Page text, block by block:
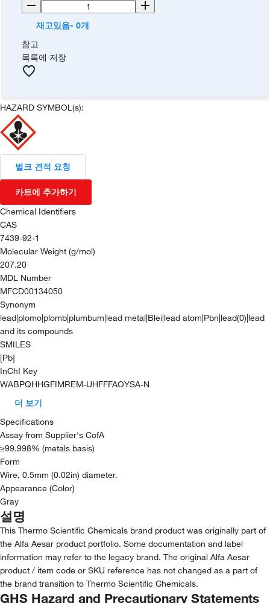
재고있음- 0개
참고
목록에 저장
HAZARD SYMBOL(s):
벌크 견적 요청
카트에 추가하기
Chemical Identifiers
CAS
7439-92-1
Molecular Weight (g/mol)
207.20
MDL Number
MFCD00134050
Synonym
lead|plomo|plomb|plumbum|lead metal|Blei|lead atom|Pbn|lead(0)|lead
and its compounds
SMILES
[Pb]
InChI Key
WABPQHHGFIMREM-UHFFFAOYSA-N
더 보기
Specifications
Assay from Supplier's CofA
≥99.998% (metals basis)
Form
Wire, 0.5mm (0.02in) diameter.
Appearance (Color)
Gray
설명
This Thermo Scientific Chemicals brand product was originally part of
the Alfa Aesar product portfolio. Some documentation and label
information may refer to the legacy brand. The original Alfa Aesar
product / item code or SKU reference has not changed as a part of
the brand transition to Thermo Scientific Chemicals.
GHS Hazard and Precautionary Statements